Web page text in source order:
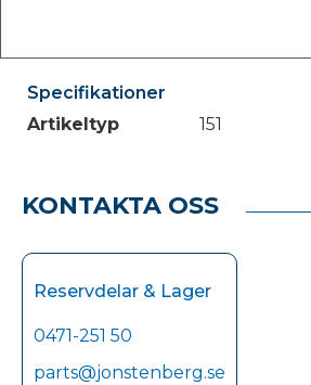
Specifikationer
Artikeltyp
151
KONTAKTA OSS
Reservdelar & Lager
0471-251 50
parts@jonstenberg.se